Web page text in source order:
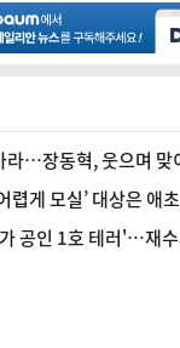
라…장동혁, 웃으며 맞
게 모실’ 대상은 애
공인 1호 테러'…재